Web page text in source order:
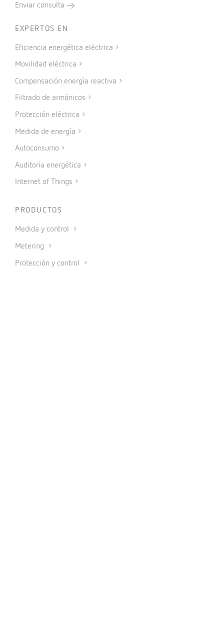
Enviar consulta
EXPERTOS EN
Eficiencia energética eléctrica
Movilidad eléctrica
Compensación energía reactiva
Filtrado de armónicos
Protección eléctrica
Medida de energía
Autoconsumo
Auditoría energética
Internet of Things
PRODUCTOS
Medida y control
Metering
Protección y control